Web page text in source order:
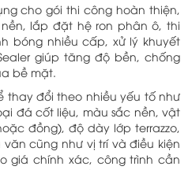
cho gói thi công hoàn thiện,
lắp đặt hệ ron phân ô, thi
bóng nhiều cấp, xử lý khuyết
giúp tăng độ bền, chống
bề mặt.
thay đổi theo nhiều yếu tố như
đá cốt liệu, màu sắc nền, vật
đồng), độ dày lớp terrazzo,
cũng như vị trí và điều kiện
giá chính xác, công trình cần